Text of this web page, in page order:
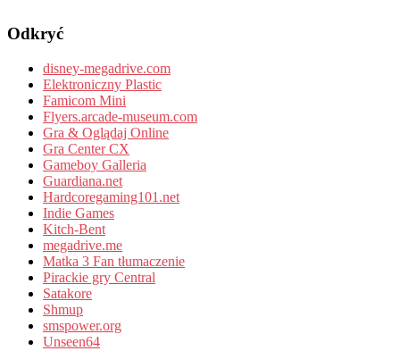
Odkryć
disney-megadrive.com
Elektroniczny Plastic
Famicom Mini
Flyers.arcade-museum.com
Gra & Oglądaj Online
Gra Center CX
Gameboy Galleria
Guardiana.net
Hardcoregaming101.net
Indie Games
Kitch-Bent
megadrive.me
Matka 3 Fan tłumaczenie
Pirackie gry Central
Satakore
Shmup
smspower.org
Unseen64